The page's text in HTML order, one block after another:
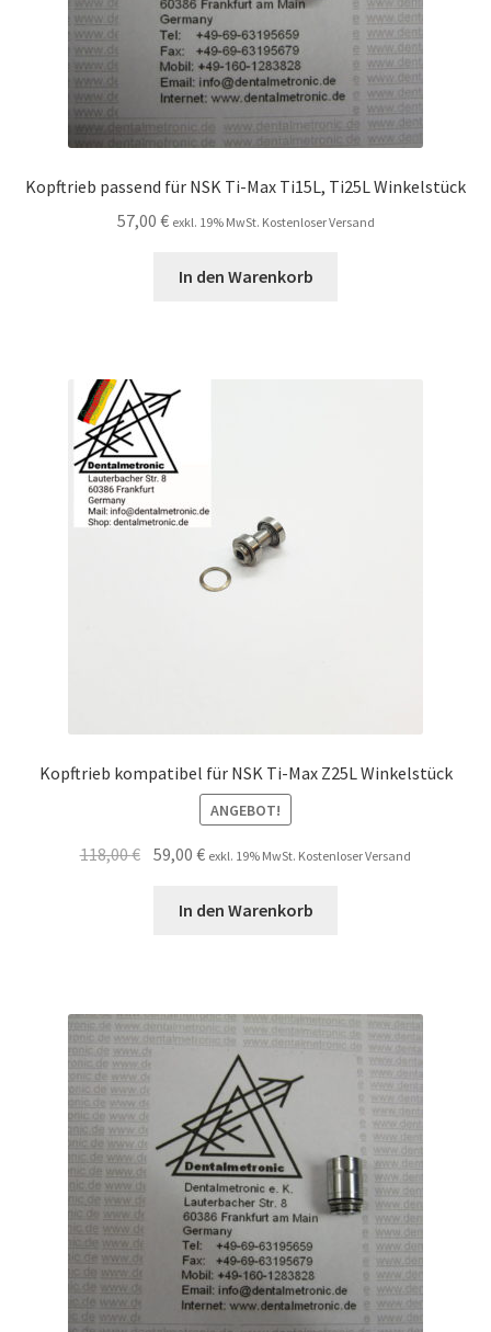
Kopftrieb passend für NSK Ti-Max Ti15L, Ti25L Winkelstück
57,00 € exkl. 19% MwSt. Kostenloser Versand
In den Warenkorb
Kopftrieb kompatibel für NSK Ti-Max Z25L Winkelstück
ANGEBOT!
118,00€ Ursprünglicher
59,00€Aktueller
ist:
exkl. 19% MwSt. Kostenloser Versand
In den Warenkorb